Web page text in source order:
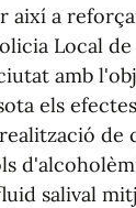
així a
Local
amb
els
salival